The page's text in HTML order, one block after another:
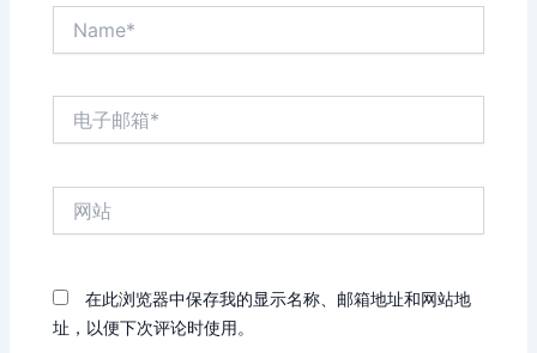
在此浏览器中保存我的显示名称、邮箱地址和网站地
址，以便下次评论时使用。